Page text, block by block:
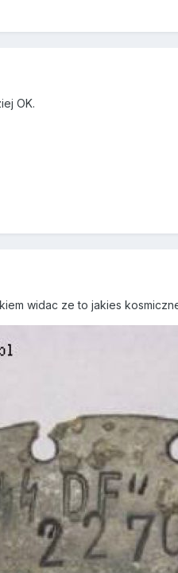
OK.
widac ze to jakies